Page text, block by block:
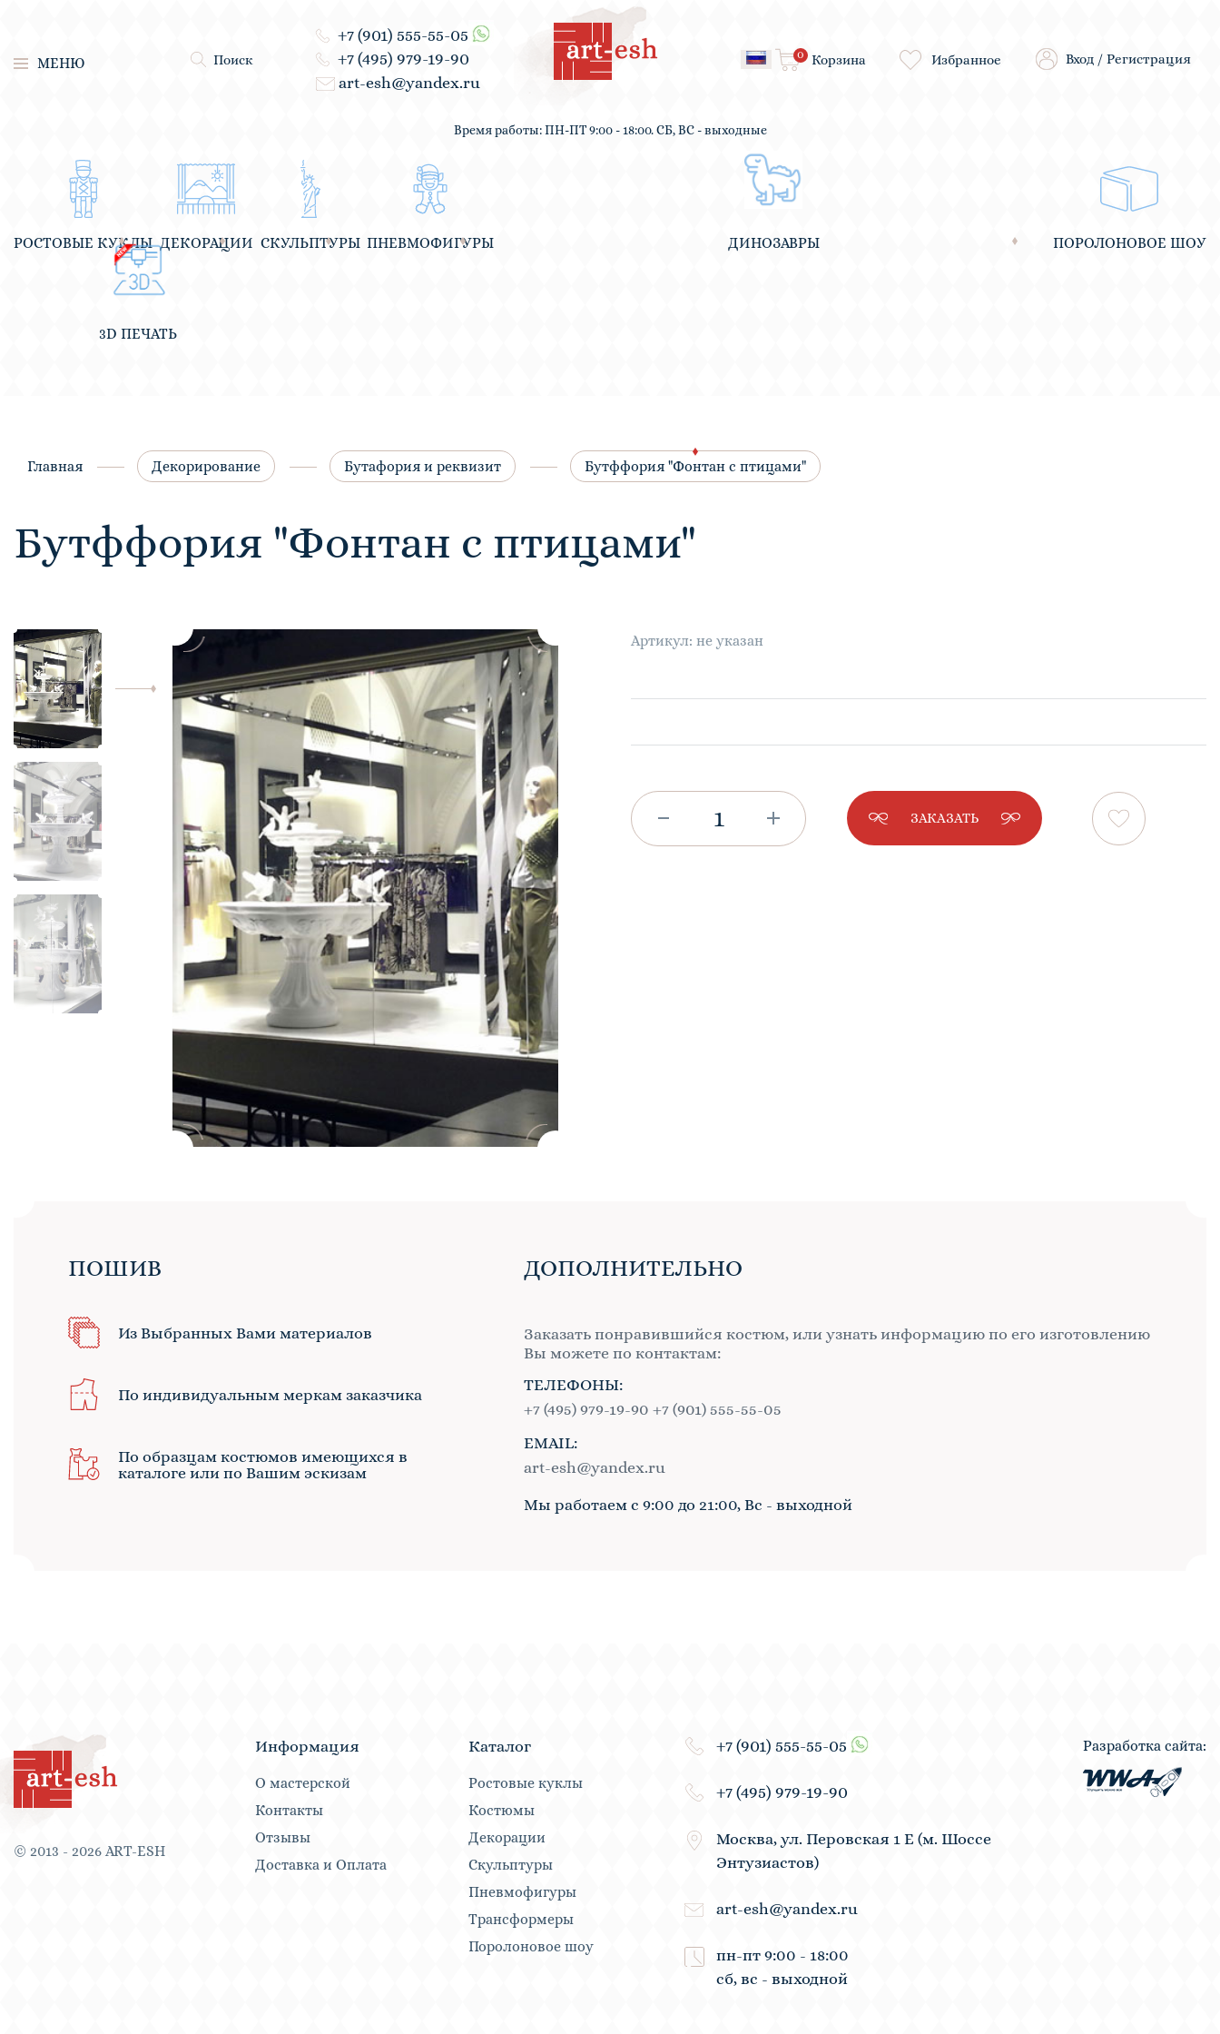
МЕНЮ Поиск
+7 (901) 555-55-05
+7 (495) 979-19-90
art-esh@yandex.ru
Корзина
0 Избранное Вход / Регистрация
Время работы: ПН-ПТ 9:00 - 18:00. СБ, ВС - выходные
РОСТОВЫЕ КУКЛЫ ДЕКОРАЦИИ СКУЛЬПТУРЫ ПНЕВМОФИГУРЫ ДИНОЗАВРЫ ПОРОЛОНОВОЕ ШОУ
3D ПЕЧАТЬ
Главная Декорирование Бутафория и реквизит Бутффория "Фонтан с птицами"
Бутффория "Фонтан с птицами"
Артикул: не указан
ЗАКАЗАТЬ
ПОШИВ
Из Выбранных Вами материалов
По индивидуальным меркам заказчика
По образцам костюмов имеющихся в
каталоге или по Вашим эскизам
ДОПОЛНИТЕЛЬНО
Заказать понравившийся костюм, или узнать информацию по его изготовлению
Вы можете по контактам:
ТЕЛЕФОНЫ:
+7 (495) 979-19-90 +7 (901) 555-55-05
EMAIL:
art-esh@yandex.ru
Мы работаем с 9:00 до 21:00, Вс - выходной
© 2013 - 2026 ART-ESH
Информация
О мастерской
Контакты
Отзывы
Доставка и Оплата
Каталог
Ростовые куклы
Костюмы
Декорации
Скульптуры
Пневмофигуры
Трансформеры
Поролоновое шоу
+7 (901) 555-55-05
+7 (495) 979-19-90
Москва, ул. Перовская 1 Е (м. Шоссе
Энтузиастов)
art-esh@yandex.ru
пн-пт 9:00 - 18:00
сб, вс - выходной
Разработка сайта: